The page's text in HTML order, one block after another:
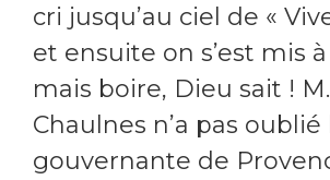
cri jusqu’au ciel de «
et ensuite on s’est mis
mais boire, Dieu sait !
Chaulnes n’a pas oublié
gouvernante de